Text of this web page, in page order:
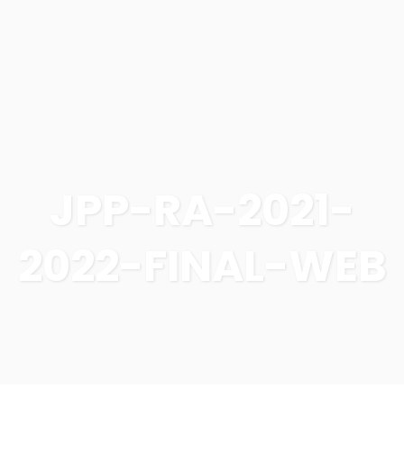
JPP-RA-2021-
2022-FINAL-WEB